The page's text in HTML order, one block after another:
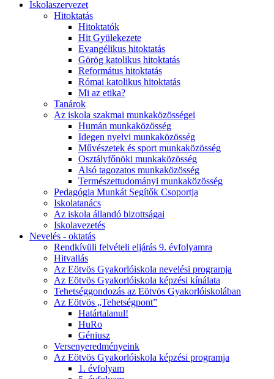
Iskolaszervezet
Hitoktatás
Hitoktatók
Hit Gyülekezete
Evangélikus hitoktatás
Görög katolikus hitoktatás
Református hitoktatás
Római katolikus hitoktatás
Mi az etika?
Tanárok
Az iskola szakmai munkaközösségei
Humán munkaközösség
Idegen nyelvi munkaközösség
Művészetek és sport munkaközösség
Osztályfőnöki munkaközösség
Alsó tagozatos munkaközösség
Természettudományi munkaközösség
Pedagógia Munkát Segítők Csoportja
Iskolatanács
Az iskola állandó bizottságai
Iskolavezetés
Nevelés - oktatás
Rendkívüli felvételi eljárás 9. évfolyamra
Hitvallás
Az Eötvös Gyakorlóiskola nevelési programja
Az Eötvös Gyakorlóiskola képzési kínálata
Tehetséggondozás az Eötvös Gyakorlóiskolában
Az Eötvös „Tehetségpont”
Határtalanul!
HuRo
Géniusz
Versenyeredményeink
Az Eötvös Gyakorlóiskola képzési programja
1. évfolyam